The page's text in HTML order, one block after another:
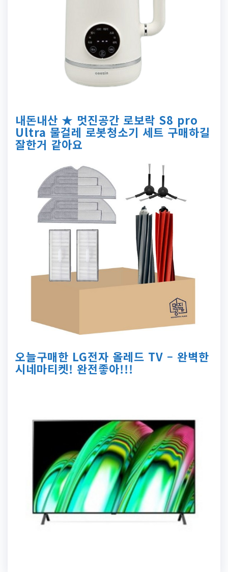
내돈내산 ★ 멋진공간 로보락 S8 pro
Ultra 물걸레 로봇청소기 세트 구매하길
잘한거 같아요
오늘구매한 LG전자 올레드 TV – 완벽한
시네마티켓! 완전좋아!!!